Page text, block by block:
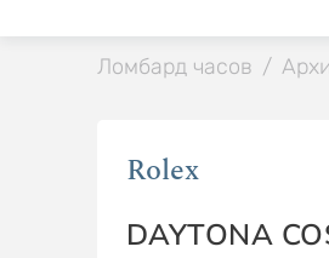
Ломбард часов /
Rolex
DAYTONA